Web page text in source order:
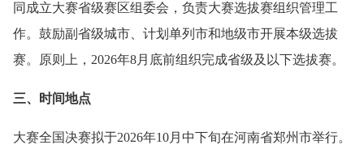
同成立大赛省级赛区组委会，负责大赛选拔赛组织管理工
作。鼓励副省级城市、计划单列市和地级市开展本级选拔
赛。原则上，2026年8月底前组织完成省级及以下选拔赛。
三、时间地点
大赛全国决赛拟于2026年10月中下旬在河南省郑州市举行。